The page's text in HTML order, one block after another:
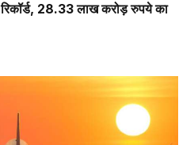
रिकॉर्ड, 28.33 लाख करोड़ रुपये का